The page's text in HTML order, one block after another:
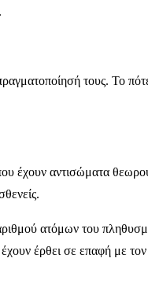
τους. Το
έχουν αντισώματα
ατόμων του
έρθει σε επαφή με τον